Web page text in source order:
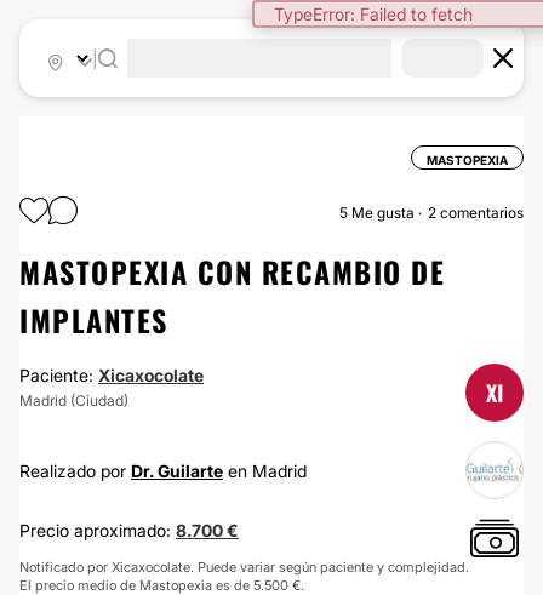
TypeError: Failed to fetch
MASTOPEXIA
5 Me gusta 2 comentarios
MASTOPEXIA CON RECAMBIO DE
IMPLANTES
Paciente: Xicaxocolate
Madrid (Ciudad) XI
Realizado por Dr. Guilarte en Madrid
Precio aproximado: 8.700 €
Notificado por Xicaxocolate. Puede variar según paciente y complejidad.
El precio medio de Mastopexia es de 5.500 €.